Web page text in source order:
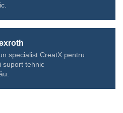
specialist CreatX pentru
suport tehnic